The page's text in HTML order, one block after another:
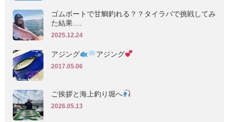
ゴムボートで甘鯛釣れる？？タイラバで挑戦してみ
た結果….
2025.12.24
アジング アジング
2017.05.06
ご挨拶と海上釣り堀へ
2026.05.13